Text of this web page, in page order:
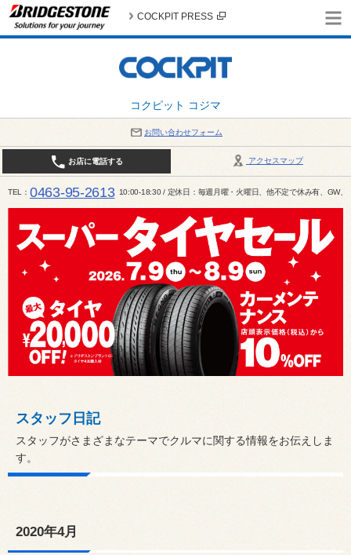
コクピット コジマ
COCKPIT PRESS
お問い合わせフォーム
アクセスマップ
お店に電話する
TEL 0463-95-2613 10:00-18:30 / 定休日：毎週月曜・火曜日、他不定で休み有、GW、
スタッフ日記
スタッフがさまざまなテーマでクルマに関する情報をお伝えしま
す。
2020年4月